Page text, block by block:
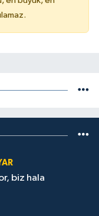
biz hala